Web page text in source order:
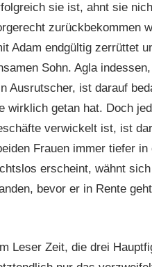
sie ist, ahnt sie
zurückbekommen
Adam endgültig zerrüttet
Sohn. Agla
Ausrutscher, ist darauf
wirklich getan hat. Doch
verwickelt ist, ist
Frauen immer tiefer in
erscheint, wähnt
bevor er in Rente
Leser Zeit, die drei